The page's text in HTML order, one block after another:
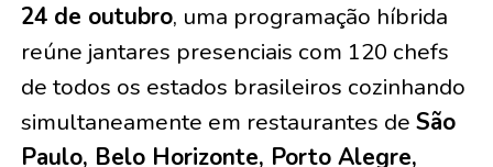
24 de outubro, uma programação híbrida
reúne jantares presenciais com 120 chefs
de todos os estados brasileiros cozinhando
simultaneamente em restaurantes de São
Paulo, Belo Horizonte, Porto Alegre,